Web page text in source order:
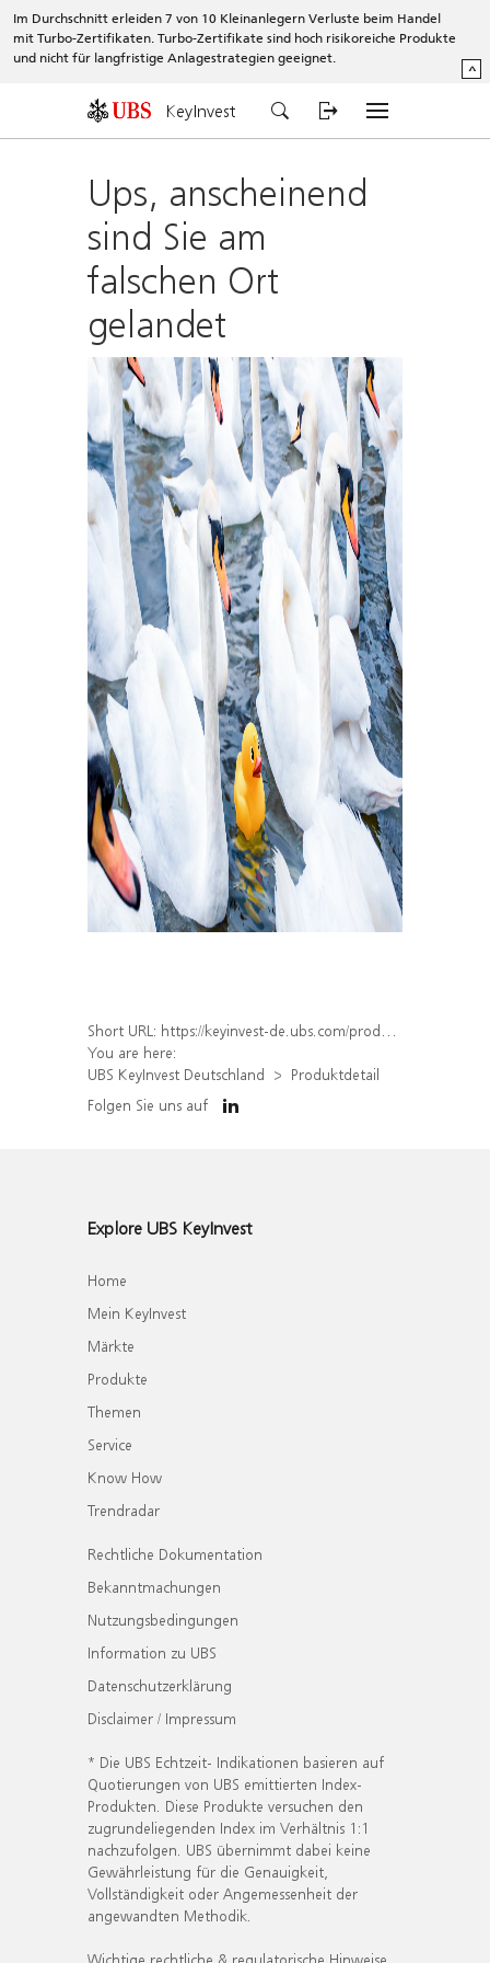
Im Durchschnitt erleiden 7 von 10 Kleinanlegern Verluste beim Handel
mit Turbo-Zertifikaten. Turbo-Zertifikate sind hoch risikoreiche Produkte
und nicht für langfristige Anlagestrategien geeignet.
^
KeyInvest
Ups, anscheinend
sind Sie am
falschen Ort
gelandet
Short URL: https://keyinvest-de.ubs.com/produkt/detail/index/isin/DE000WA729N0
You are here:
UBS KeyInvest Deutschland
Produktdetail
Folgen Sie uns auf
Explore UBS KeyInvest
Home
Mein KeyInvest
Märkte
Produkte
Themen
Service
Know How
Trendradar
Rechtliche Dokumentation
Bekanntmachungen
Nutzungsbedingungen
Information zu UBS
Datenschutzerklärung
Disclaimer / Impressum
* Die UBS Echtzeit- Indikationen basieren auf
Quotierungen von UBS emittierten Index-
Produkten. Diese Produkte versuchen den
zugrundeliegenden Index im Verhältnis 1:1
nachzufolgen. UBS übernimmt dabei keine
Gewährleistung für die Genauigkeit,
Vollständigkeit oder Angemessenheit der
angewandten Methodik.